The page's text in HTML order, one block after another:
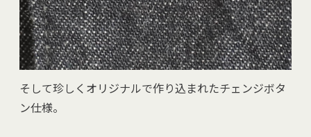
そして珍しくオリジナルで作り込まれたチェンジボタ
ン仕様。